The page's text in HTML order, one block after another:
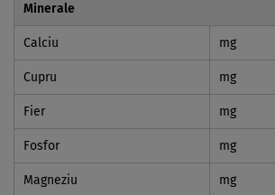
Minerale
Calciu mg
Cupru mg
Fier mg
Fosfor mg
Magneziu mg